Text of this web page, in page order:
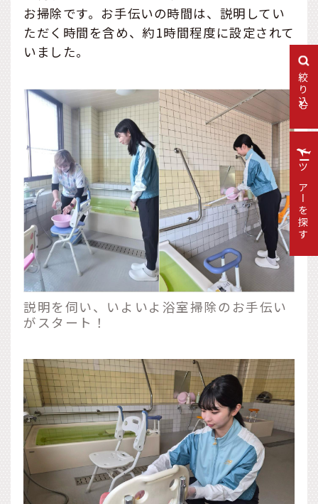
絞り込む
お掃除です。お手伝いの時間は、説明してい
ただく時間を含め、約1時間程度に設定されて
いました。
説明を伺い、いよいよ浴室掃除のお手伝い
がスタート！
ツアーを探す